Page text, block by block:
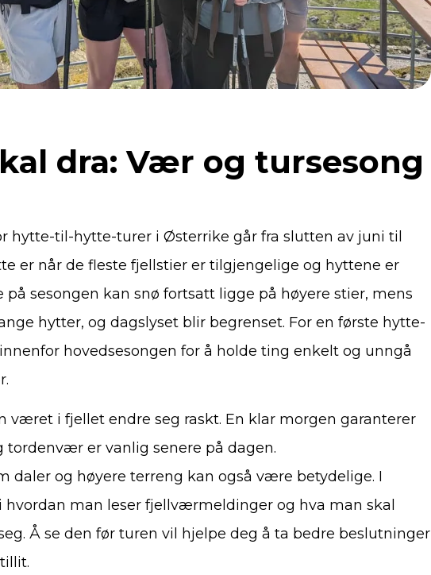
dra: Vær og tursesong
hytte-til-hytte-turer i Østerrike går fra slutten av juni til
er når de fleste fjellstier er tilgjengelige og hyttene er
sesongen kan snø fortsatt ligge på høyere stier, mens
hytter, og dagslyset blir begrenset. For en første hytte-
hovedsesongen for å holde ting enkelt og unngå
været i fjellet endre seg raskt. En klar morgen garanterer
er vanlig senere på dagen.
daler og høyere terreng kan også være betydelige. I
man leser fjellværmeldinger og hva man skal
Å se den før turen vil hjelpe deg å ta bedre beslutninger